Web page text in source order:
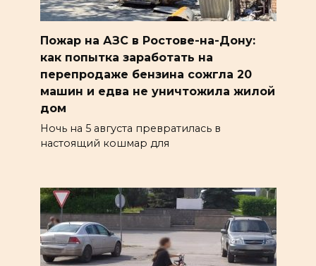
Пожар на АЗС в Ростове-на-Дону:
как попытка заработать на
перепродаже бензина сожгла 20
машин и едва не уничтожила жилой
дом
Ночь на 5 августа превратилась в
настоящий кошмар для